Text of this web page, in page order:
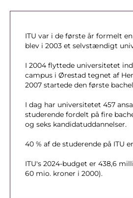
ITU var i de første år formelt
blev i 2003 et selvstændigt
I 2004 flyttede universitetet
campus i Ørestad tegnet af
2007 startede den første
I dag har universitetet 457
studerende fordelt på fire
og seks kandidatuddannelser.
40 % af de studerende på ITU
ITU's 2024-budget er 438,6
60 mio. kroner i 2000).